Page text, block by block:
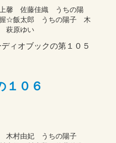
馨 佐藤佳織 うちの陽
飯太郎 うちの陽子 木
原ゆい
ィオブックの第１０５
０６
木村由妃 うちの陽子